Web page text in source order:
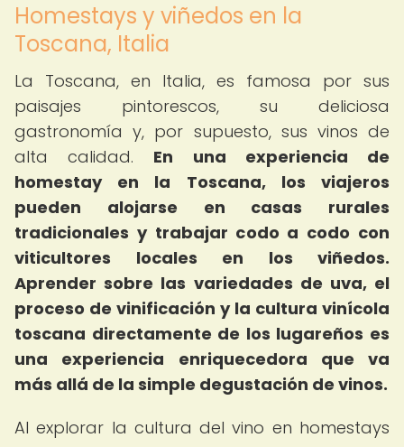
Homestays y viñedos en la
Toscana, Italia
La Toscana, en Italia, es famosa por sus
paisajes pintorescos, su deliciosa
gastronomía y, por supuesto, sus vinos de
alta calidad. En una experiencia de
homestay en la Toscana, los viajeros
pueden alojarse en casas rurales
tradicionales y trabajar codo a codo con
viticultores locales en los viñedos.
Aprender sobre las variedades de uva, el
proceso de vinificación y la cultura vinícola
toscana directamente de los lugareños es
una experiencia enriquecedora que va
más allá de la simple degustación de vinos.
Al explorar la cultura del vino en homestays